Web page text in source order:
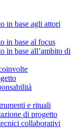
in base agli attori
in base al focus
in base all’ambito di
e rituali
di progetto
collaborativi